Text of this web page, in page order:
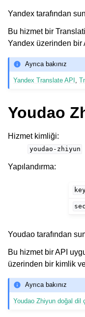
Yandex tarafından
Bu hizmet bir
Yandex üzerinden bir
Ayrıca bakınız
Yandex Translate API ,
Youdao
Hizmet kimliği:
youdao-zhiyun
Yapılandırma:
Youdao tarafından
Bu hizmet bir API
üzerinden bir kimlik
Ayrıca bakınız
Youdao Zhiyun doğal dil